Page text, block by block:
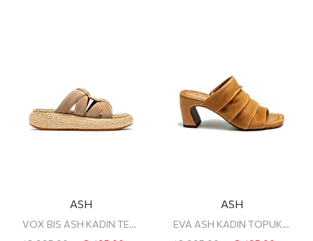
ASH
VOX BIS ASH KADIN TERLİK
ASH
EVA ASH KADIN TOPUKLU TERLİK